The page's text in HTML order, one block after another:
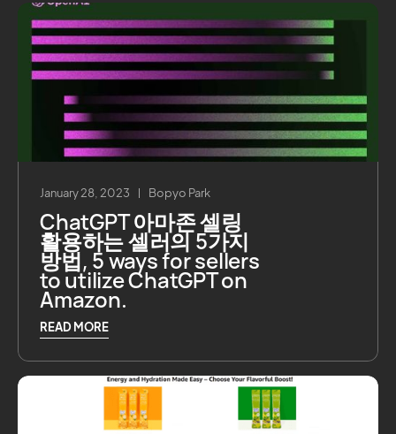
January 28, 2023 Bopyo Park
ChatGPT 아마존 셀링
활용하는 셀러의 5가지
방법, 5 ways for sellers
to utilize ChatGPT on
Amazon.
READ MORE